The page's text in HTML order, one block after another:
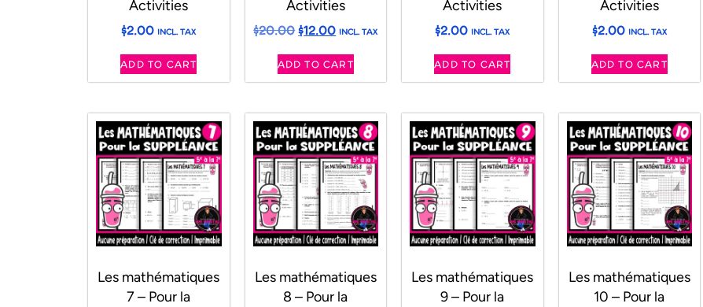
Activities
$2.00 INCL. TAX
ADD TO CART
Activities
$20.00$12.00 INCL. TAX
ADD TO CART
Activities
$2.00 INCL. TAX
ADD TO CART
Activities
$2.00 INCL. TAX
ADD TO CART
Les mathématiques
7 – Pour la
Les mathématiques
8 – Pour la
Les mathématiques
9 – Pour la
Les mathématiques
10 – Pour la